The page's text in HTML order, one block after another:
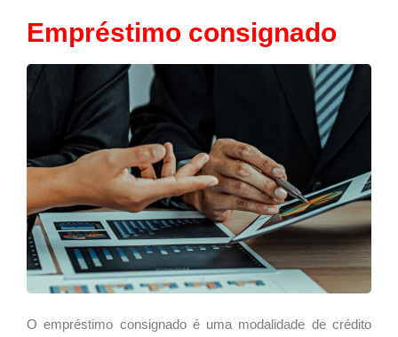
Empréstimo consignado
Oempréstimo consignadoé uma modalidade de crédito